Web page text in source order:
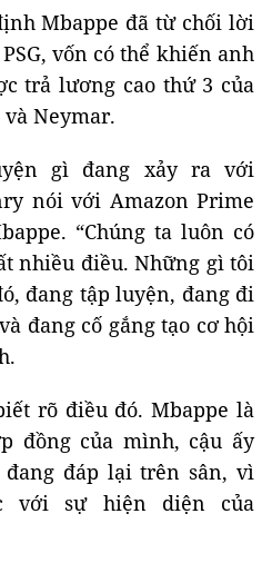
Mbappe đã từ chối lời
vốn có thể khiến anh
trả lương cao thứ 3 của
và Neymar.
gì đang xảy ra với
nói với Amazon Prime
“Chúng ta luôn có
nhiều điều. Những gì tôi
đang tập luyện, đang đi
đang cố gắng tạo cơ hội
rõ điều đó. Mbappe là
đồng của mình, cậu ấy
đáp lại trên sân, vì
với sự hiện diện của